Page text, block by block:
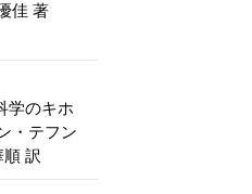
佳 著
学のキホ
・テフン
訳